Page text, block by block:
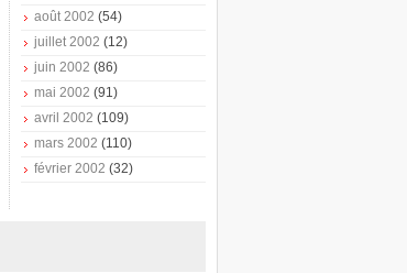
août 2002 (54)
juillet 2002 (12)
juin 2002 (86)
mai 2002 (91)
avril 2002 (109)
mars 2002 (110)
février 2002 (32)